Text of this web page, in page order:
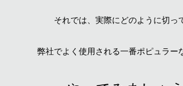
それでは、実際にどのように切っ
弊社でよく使用される一番ポピュラー